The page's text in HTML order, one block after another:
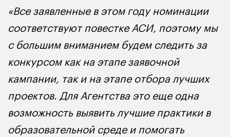
«Все заявленные в этом году номинации
соответствуют повестке АСИ, поэтому мы
с большим вниманием будем следить за
конкурсом как на этапе заявочной
кампании, так и на этапе отбора лучших
проектов. Для Агентства это еще одна
возможность выявить лучшие практики в
образовательной среде и помогать